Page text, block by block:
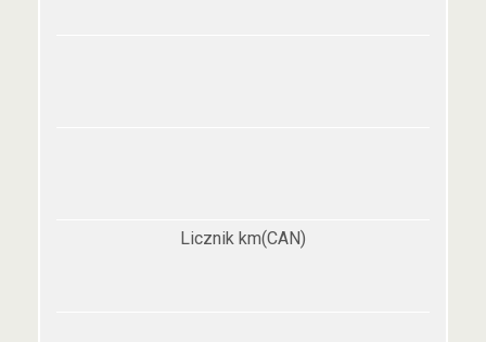
Licznik km(CAN)